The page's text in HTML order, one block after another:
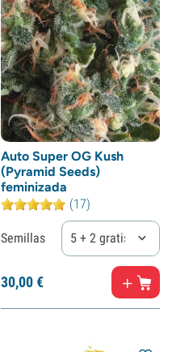
Auto Super OG Kush
(Pyramid Seeds)
feminizada
(17)
Semillas 5 + 2 gratis
30,00€